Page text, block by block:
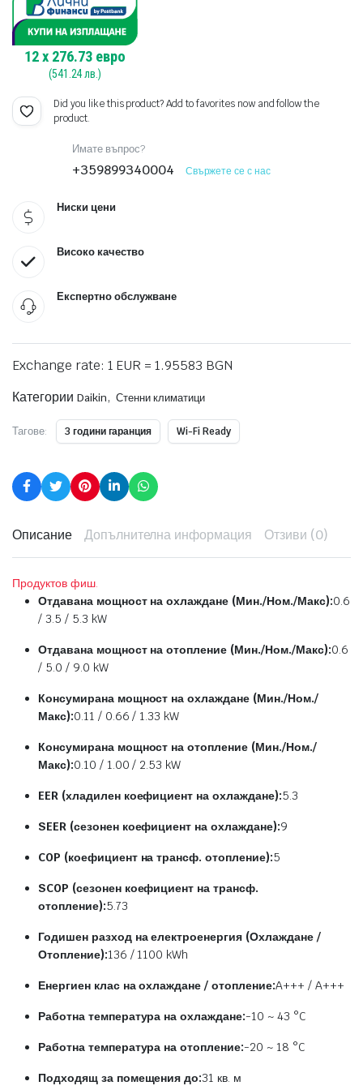
12x 276.73евро
(541.24лв.)
Did you like this product? Add to favorites now and follow the
product.
Имате въпрос?
+359899340004 Свържете се с нас
Ниски цени
Високо качество
Експертно обслужване
Exchange rate: 1 EUR = 1.95583 BGN
Категории Daikin, Стенни климатици
Тагове: 3 години гаранция Wi-Fi Ready
Описание Допълнителна информация Отзиви (0)
Продуктов фиш.
Отдавана мощност на охлаждане (Мин./Ном./Макс):0.6
/ 3.5 / 5.3 kW
Отдавана мощност на отопление (Мин./Ном./Макс):0.6
/ 5.0 / 9.0 kW
Консумирана мощност на охлаждане (Мин./Ном./
Макс):0.11 / 0.66 / 1.33 kW
Консумирана мощност на отопление (Мин./Ном./
Макс):0.10 / 1.00 / 2.53 kW
EER (хладилен коефициент на охлаждане):5.3
SEER (сезонен коефициент на охлаждане):9
COP (коефициент на трансф. отопление):5
SCOP (сезонен коефициент на трансф.
отопление):5.73
Годишен разход на електроенергия (Охлаждане /
Отопление):136 / 1100 kWh
Енергиен клас на охлаждане / отопление:A+++ / A+++
Работна температура на охлаждане:-10 ~ 43 °C
Работна температура на отопление:-20 ~ 18 °C
Подходящ за помещения до:31 кв. м